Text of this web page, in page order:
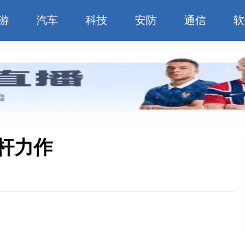
汽车 科技 安防 通信
力作